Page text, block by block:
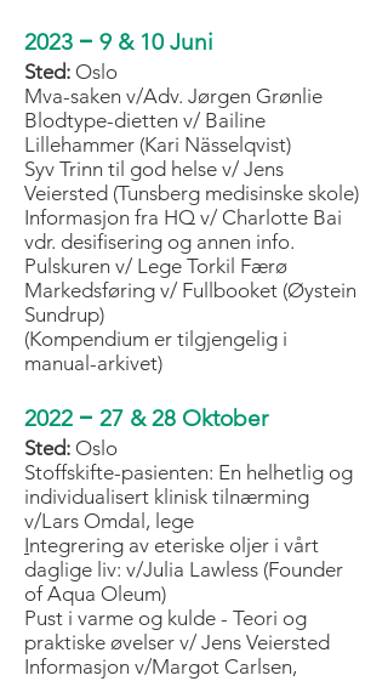
2023 – 9 & 10 Juni
Sted: Oslo
Mva-saken v/Adv. Jørgen Grønlie
Blodtype-dietten v/ Bailine
Lillehammer (Kari Nässelqvist)
Syv Trinn til god helse v/ Jens
Veiersted (Tunsberg medisinske skole)
Informasjon fra HQ v/ Charlotte Bai
vdr. desifisering og annen info.
Pulskuren v/ Lege Torkil Færø
Markedsføring v/ Fullbooket (Øystein
Sundrup)
(Kompendium er tilgjengelig i
manual-arkivet)
2022 – 27 & 28 Oktober
Sted: Oslo
Stoffskifte-pasienten: En helhetlig og
individualisert klinisk tilnærming
v/Lars Omdal, lege
Integrering av eteriske oljer i vårt
daglige liv: v/Julia Lawless (Founder
of Aqua Oleum)​
Pust i varme og kulde - Teori og
praktiske øvelser v/ Jens Veiersted
Informasjon v/Margot Carlsen,